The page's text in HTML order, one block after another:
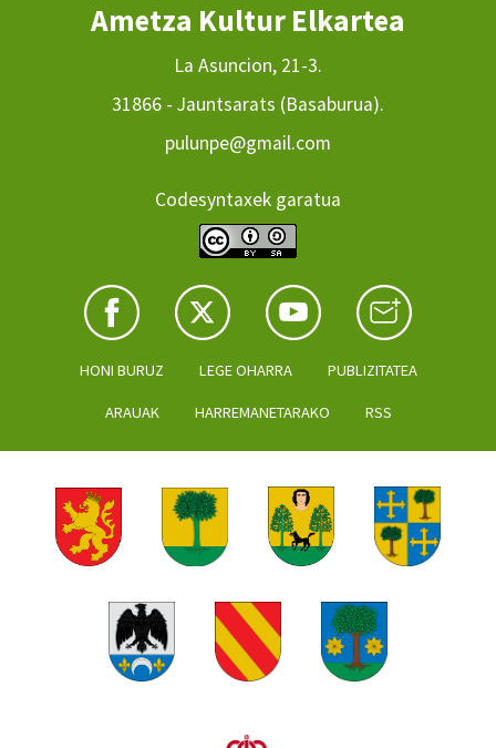
Ametza Kultur Elkartea
La Asuncion, 21-3.
31866 - Jauntsarats (Basaburua).
pulunpe@gmail.com
Codesyntaxek garatua
HONI BURUZ LEGE OHARRA PUBLIZITATEA
ARAUAK HARREMANETARAKO RSS